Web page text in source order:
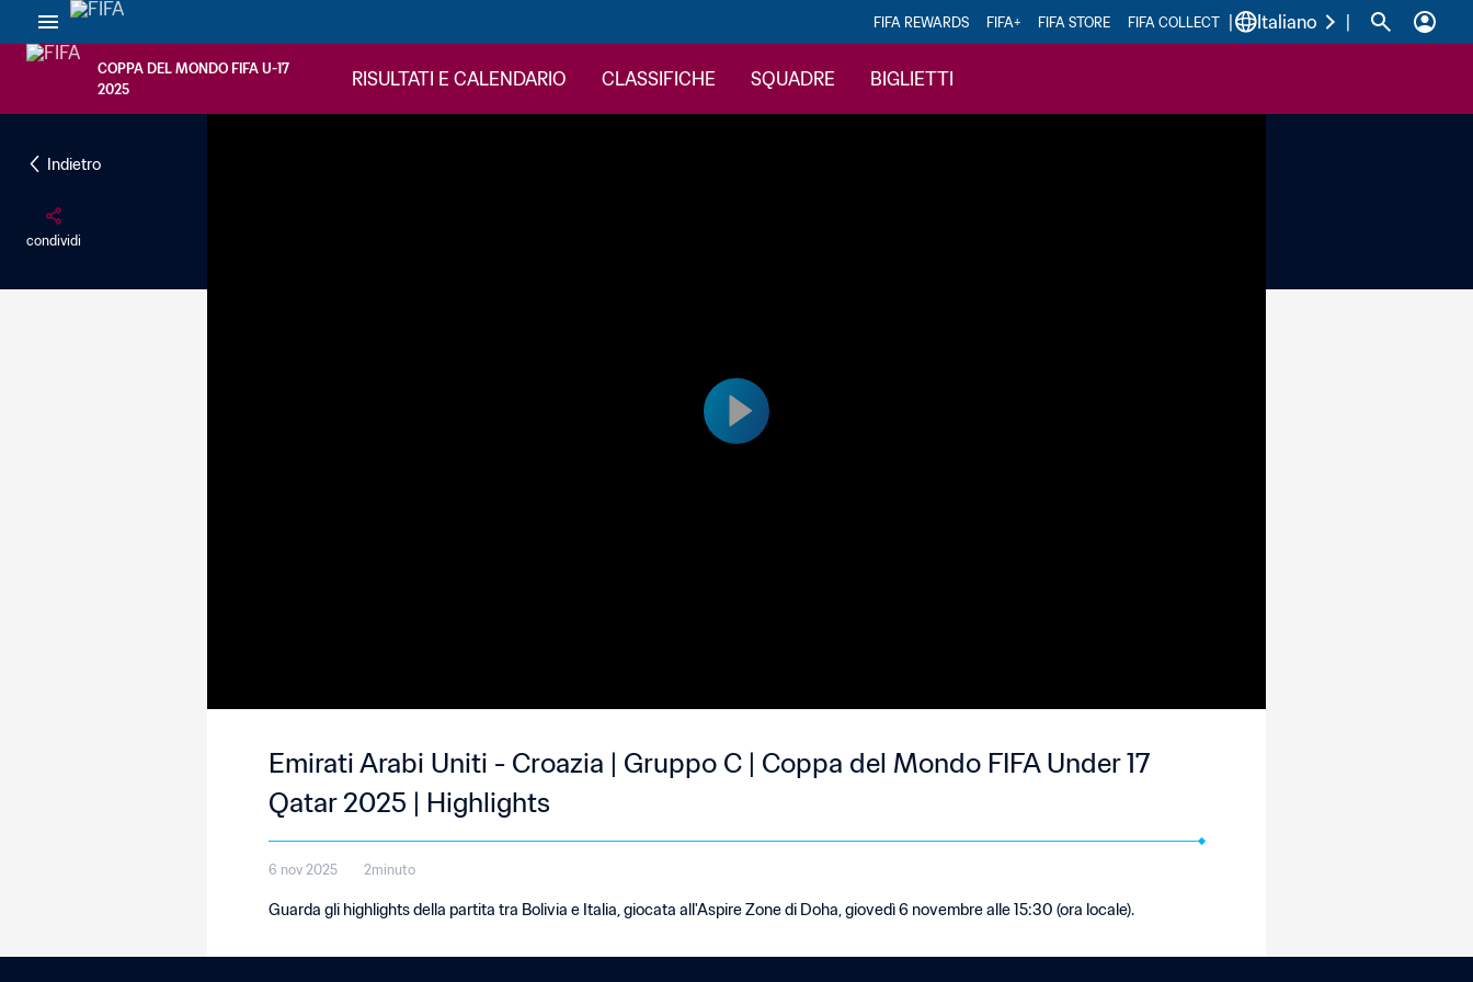
FIFA REWARDS FIFA+ FIFA STORE FIFA COLLECT Italiano
COPPA DEL MONDO FIFA U-17
2025
RISULTATI E CALENDARIO CLASSIFICHE SQUADRE BIGLIETTI
Indietro
condividi
Emirati Arabi Uniti - Croazia | Gruppo C | Coppa del Mondo FIFA Under 17
Qatar 2025 | Highlights
6 nov 2025 2minuto
Guarda gli highlights della partita tra Bolivia e Italia, giocata all'Aspire Zone di Doha, giovedì 6 novembre alle 15:30 (ora locale).